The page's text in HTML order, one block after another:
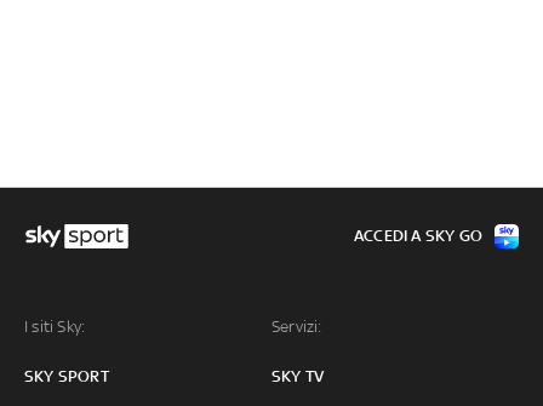
I siti Sky:
SKY SPORT
Servizi:
SKY TV
ACCEDI A SKY GO